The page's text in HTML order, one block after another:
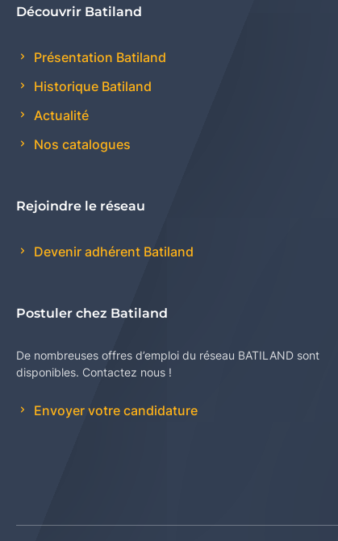
Découvrir Batiland
Présentation Batiland
Historique Batiland
Actualité
Nos catalogues
Rejoindre le réseau
Devenir adhérent Batiland
Postuler chez Batiland
De nombreuses offres d’emploi du réseau BATILAND sont
disponibles. Contactez nous !
Envoyer votre candidature